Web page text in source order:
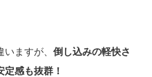
ますが、 倒し込みの軽快さ
感も抜群！